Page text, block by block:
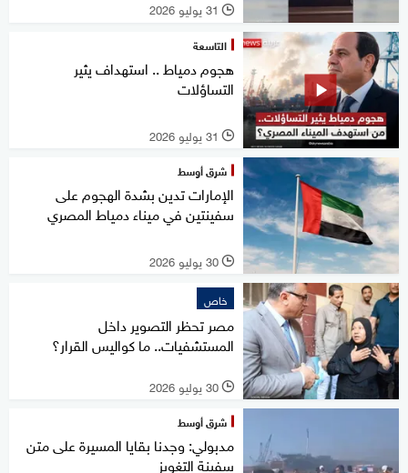
l 31 يوليو 2026
التاسعة
هجوم دمياط .. استهداف يثير
التساؤلات
l 31 يوليو 2026
شرق أوسط
الإمارات تدين بشدة الهجوم على
سفينتين في ميناء دمياط المصري
l 30 يوليو 2026
خاص
مصر تحظر التصوير داخل
المستشفيات.. ما كواليس القرار؟
l 30 يوليو 2026
شرق أوسط
مدبولي: وجدنا بقايا المسيرة على متن
سفينة التغويز